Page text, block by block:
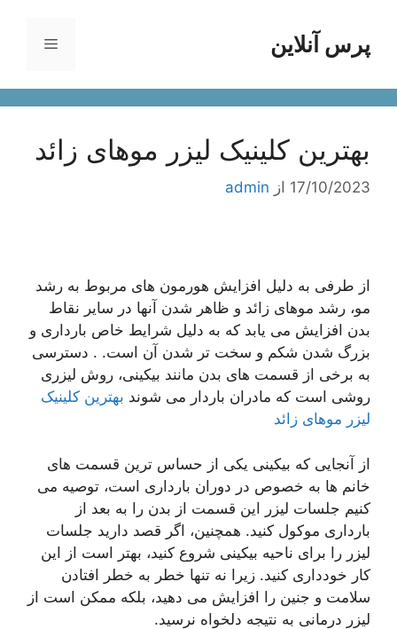
محتواپرس آنلاین فهرست
بهترین کلینیک لیزر موهای زائد
17/10/2023 از admin
از طرفی به دلیل افزایش هورمون های مربوط به رشد
مو، رشد موهای زائد و ظاهر شدن آنها در سایر نقاط
بدن افزایش می یابد که به دلیل شرایط خاص بارداری و
بزرگ شدن شکم و سخت تر شدن آن است. . دسترسی
به برخی از قسمت های بدن مانند بیکینی، روش لیزری
روشی است که مادران باردار می شوند بهترین کلینیک
لیزر موهای زائد
از آنجایی که بیکینی یکی از حساس ترین قسمت های
خانم ها به خصوص در دوران بارداری است، توصیه می
کنیم جلسات لیزر این قسمت از بدن را به بعد از
بارداری موکول کنید. همچنین، اگر قصد دارید جلسات
لیزر را برای ناحیه بیکینی شروع کنید، بهتر است از این
کار خودداری کنید. زیرا نه تنها خطر به خطر افتادن
سلامت و جنین را افزایش می دهید، بلکه ممکن است از
لیزر درمانی به نتیجه دلخواه نرسید.